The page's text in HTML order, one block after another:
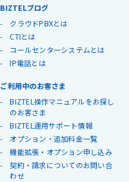
BIZTELブログ
クラウドPBXとは
CTIとは
コールセンターシステムとは
IP電話とは
ご利用中のお客さま
BIZTEL操作マニュアルをお探し
のお客さま
BIZTEL運用サポート情報
オプション・追加料金一覧
機能拡張・オプション申し込み
契約・請求についてのお問い合
わせ